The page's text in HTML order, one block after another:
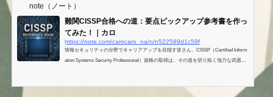
note（ノート）
難関CISSP合格への道：要点ピックアップ参考書を作っ
てみた！｜カロ
https://note.com/carocaro_na/n/n522589d1c59f
情報セキュリティの分野でキャリアアップを目指す皆さん、CISSP（Certified Inform
ation Systems Security Professional）資格の取得は、その道を切り拓く強力な武器と